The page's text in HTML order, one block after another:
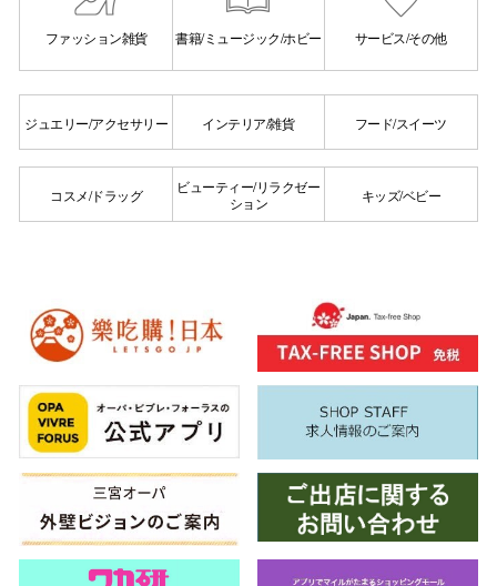
ファッション雑貨 書籍/ミュージック/ホビー サービス/その他
ジュエリー/アクセサリー インテリア/雑貨 フード/スイーツ
コスメ/ドラッグ
ビューティー/リラクゼー
ション
キッズ/ベビー